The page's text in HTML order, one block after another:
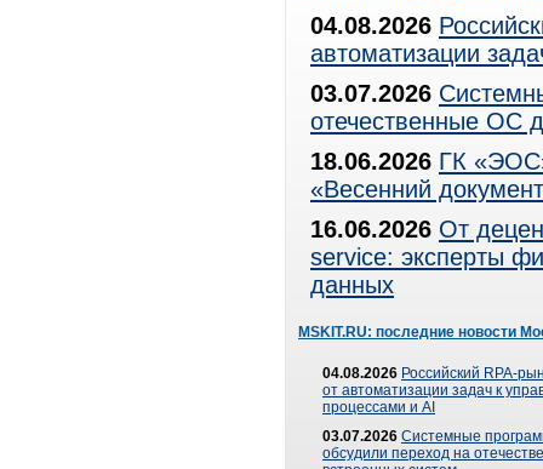
04.08.2026
автоматизации
03.07.2026
отечественные ОС
18.06.2026 ГК
«Весенний
16.06.2026 От
service: эксперты
данных
MSKIT.RU: последние новости
04.08.2026 Российский RPA-
от автоматизации задач к
процессами и AI
03.07.2026 Системные
обсудили переход на